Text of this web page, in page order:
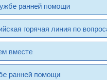
ранней помощи
горячая линия по
вместе
ранней помощи